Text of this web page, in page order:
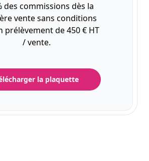
des commissions dès la
vente sans conditions
prélèvement de 450 € HT
/ vente.
la plaquette